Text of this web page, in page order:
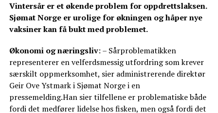
Vintersår er et økende problem for oppdrettslaksen.
Sjømat Norge er urolige for økningen og håper nye
vaksiner kan få bukt med problemet.
Økonomi og næringsliv: – Sårproblematikken
representerer en velferdsmessig utfordring som krever
særskilt oppmerksomhet, sier administrerende direktør
Geir Ove Ystmark i Sjømat Norge i en
pressemelding.Han sier tilfellene er problematiske både
fordi det medfører lidelse hos fisken, men også fordi det